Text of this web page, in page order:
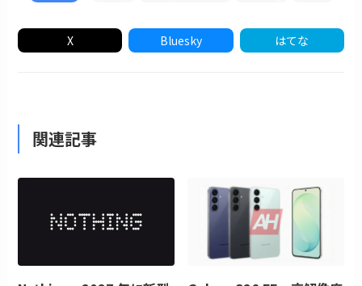
X Bluesky はてな
関連記事